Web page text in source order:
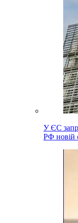
У ЄС
РФ новій